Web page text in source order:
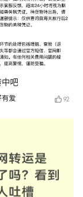
中吧
有爱 92